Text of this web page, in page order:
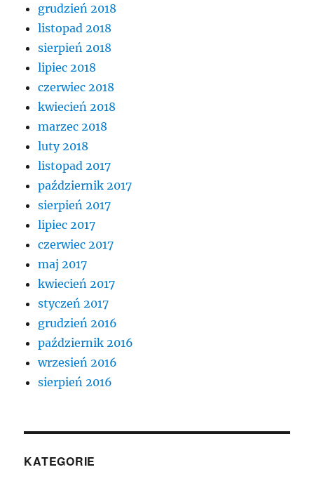
grudzień 2018
listopad 2018
sierpień 2018
lipiec 2018
czerwiec 2018
kwiecień 2018
marzec 2018
luty 2018
listopad 2017
październik 2017
sierpień 2017
lipiec 2017
czerwiec 2017
maj 2017
kwiecień 2017
styczeń 2017
grudzień 2016
październik 2016
wrzesień 2016
sierpień 2016
KATEGORIE